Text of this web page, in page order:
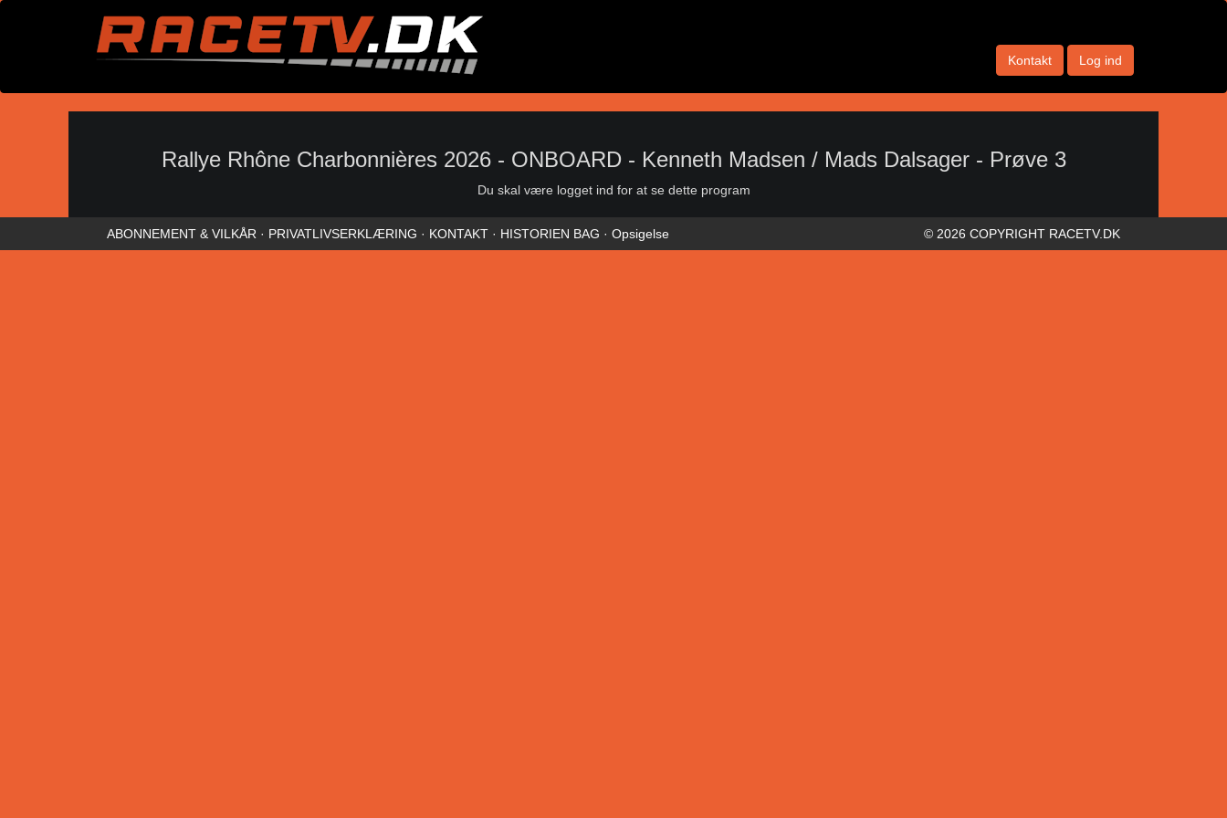
Kontakt Log ind
Rallye Rhône Charbonnières 2026 - ONBOARD - Kenneth Madsen / Mads Dalsager - Prøve 3
Du skal være logget ind for at se dette program
ABONNEMENT & VILKÅR · PRIVATLIVSERKLÆRING · KONTAKT · HISTORIEN BAG · Opsigelse © 2026 COPYRIGHT RACETV.DK